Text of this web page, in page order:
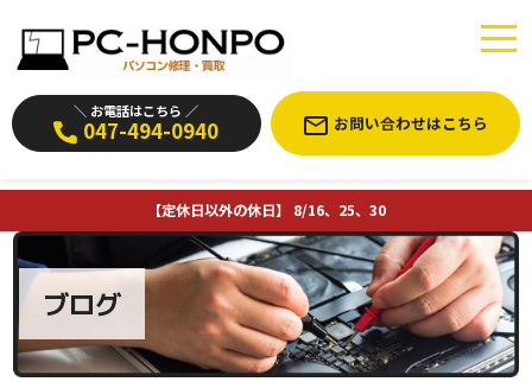
＼ お電話はこちら ／
047-494-0940 お問い合わせはこちら
【定休日以外の休日】 8/16、25、30
ブログ